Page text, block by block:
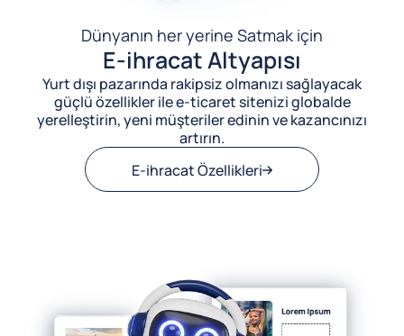
Dünyanın her yerine Satmak için
E-ihracat Altyapısı
Yurt dışı pazarında rakipsiz olmanızı sağlayacak
güçlü özellikler ile e-ticaret sitenizi globalde
yerelleştirin, yeni müşteriler edinin ve kazancınızı
artırın.
E-ihracat Özellikleri